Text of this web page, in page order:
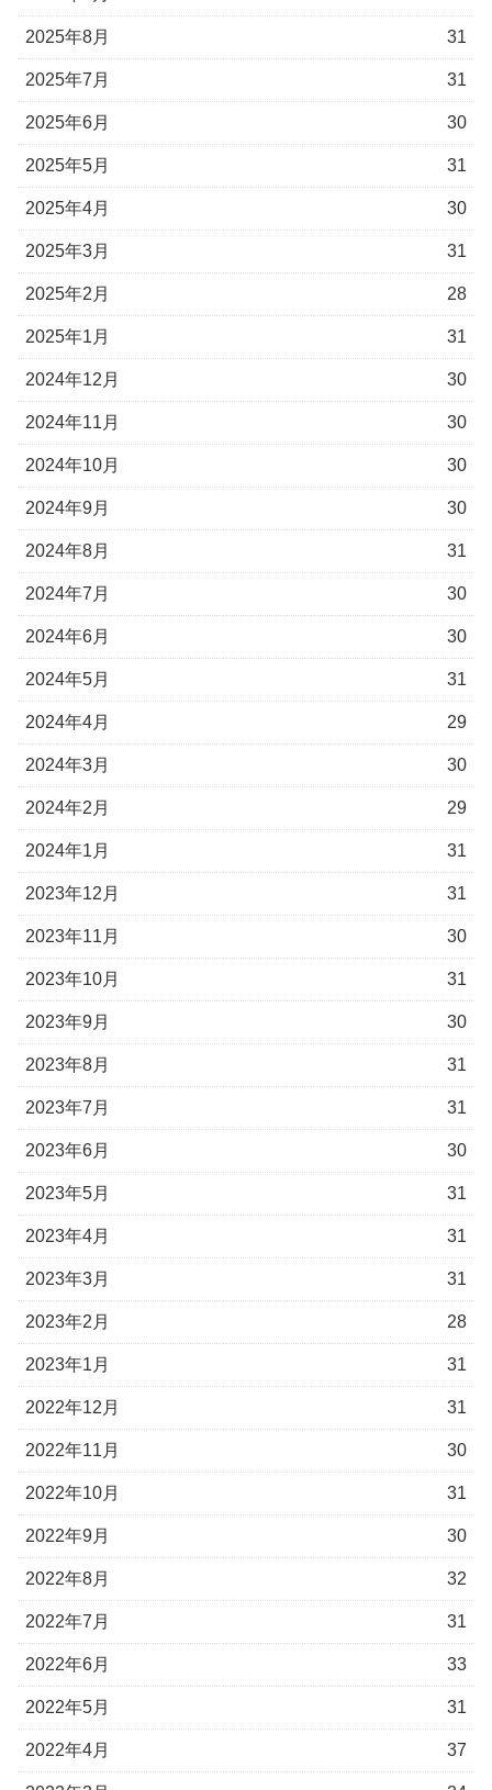
2025年8月 31
2025年7月 31
2025年6月 30
2025年5月 31
2025年4月 30
2025年3月 31
2025年2月 28
2025年1月 31
2024年12月 30
2024年11月 30
2024年10月 30
2024年9月 30
2024年8月 31
2024年7月 30
2024年6月 30
2024年5月 31
2024年4月 29
2024年3月 30
2024年2月 29
2024年1月 31
2023年12月 31
2023年11月 30
2023年10月 31
2023年9月 30
2023年8月 31
2023年7月 31
2023年6月 30
2023年5月 31
2023年4月 31
2023年3月 31
2023年2月 28
2023年1月 31
2022年12月 31
2022年11月 30
2022年10月 31
2022年9月 30
2022年8月 32
2022年7月 31
2022年6月 33
2022年5月 31
2022年4月 37